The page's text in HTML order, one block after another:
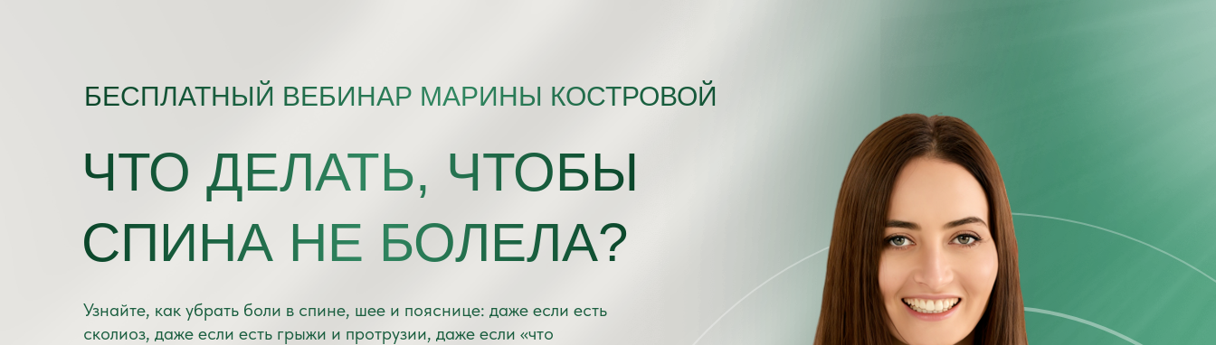
БЕСПЛАТНЫЙ ВЕБИНАР МАРИНЫ КОСТРОВОЙ
ЧТО ДЕЛАТЬ, ЧТОБЫ
СПИНА НЕ БОЛЕЛА?
Узнайте, как убрать боли в спине, шее и пояснице: даже если есть
сколиоз, даже если есть грыжи и протрузии, даже если «что